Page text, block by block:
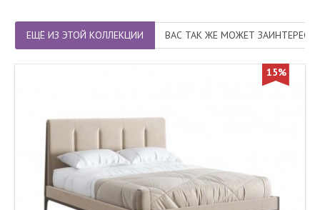
ЕЩЁ ИЗ ЭТОЙ КОЛЛЕКЦИИ ВАС ТАК ЖЕ МОЖЕТ
15%